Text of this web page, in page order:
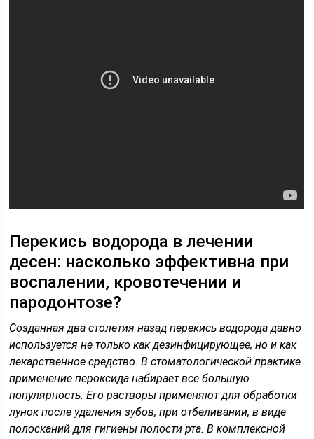
Перекись водорода в лечении
десен: насколько эффективна при
воспалении, кровотечении и
пародонтозе?
Созданная два столетия назад перекись водорода давно
используется не только как дезинфицирующее, но и как
лекарственное средство. В стоматологической практике
применение пероксида набирает все большую
популярность. Его растворы применяют для обработки
лунок после удаления зубов, при отбеливании, в виде
полосканий для гигиены полости рта. В комплексной